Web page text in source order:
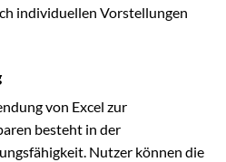
individuellen Vorstellungen
von Excel zur
besteht in der
Nutzer können die